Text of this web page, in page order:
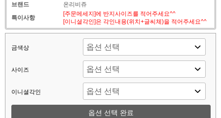
브랜드
온리비쥬
특이사항
[주문메세지]에 반지사이즈를 적어주세요^^
[이니셜각인]은 각인내용(위치+글씨체)을 적어주세요^^
금색상
사이즈
이니셜각인
옵션 선택 완료